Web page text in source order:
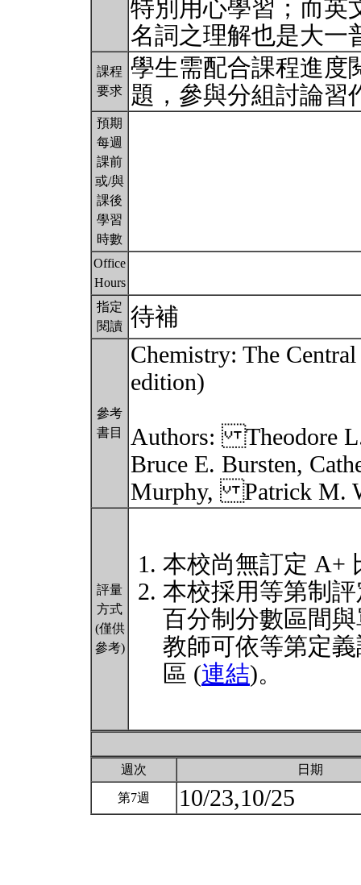
特別用心學習；而英
名詞之理解也是大
課程
要求
學生需配合課程進度
題，參與分組討論
預期
每週
課前
或/與
課後
學習
時數
Office
Hours
指定
閱讀 待補
參考
書目
Chemistry: The
edition)
Authors: Theodore
Bruce E. Bursten,
Murphy, Patrick M.
評量
方式
(僅供
參考)
本校尚無訂定 A+
本校採用等第制
百分制分數區間
教師可依等第定
區 (連結)。
週次 日期
第7週 10/23,10/25